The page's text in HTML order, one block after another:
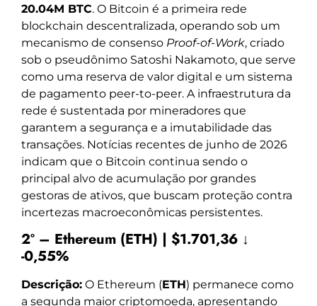
20.04M BTC. O Bitcoin é a primeira rede
blockchain descentralizada, operando sob um
mecanismo de consenso Proof-of-Work, criado
sob o pseudônimo Satoshi Nakamoto, que serve
como uma reserva de valor digital e um sistema
de pagamento peer-to-peer. A infraestrutura da
rede é sustentada por mineradores que
garantem a segurança e a imutabilidade das
transações. Notícias recentes de junho de 2026
indicam que o Bitcoin continua sendo o
principal alvo de acumulação por grandes
gestoras de ativos, que buscam proteção contra
incertezas macroeconômicas persistentes.
2º – Ethereum (ETH) | $1.701,36 ↓
-0,55%
Descrição: O Ethereum (ETH) permanece como
a segunda maior criptomoeda, apresentando